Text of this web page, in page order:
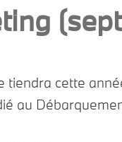
tiendra cette
au